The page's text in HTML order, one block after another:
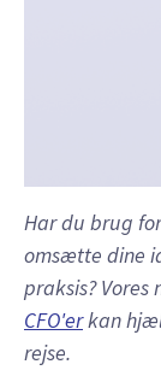
Har du brug
omsætte dine
praksis? Vores
CFO'erkan
rejse.